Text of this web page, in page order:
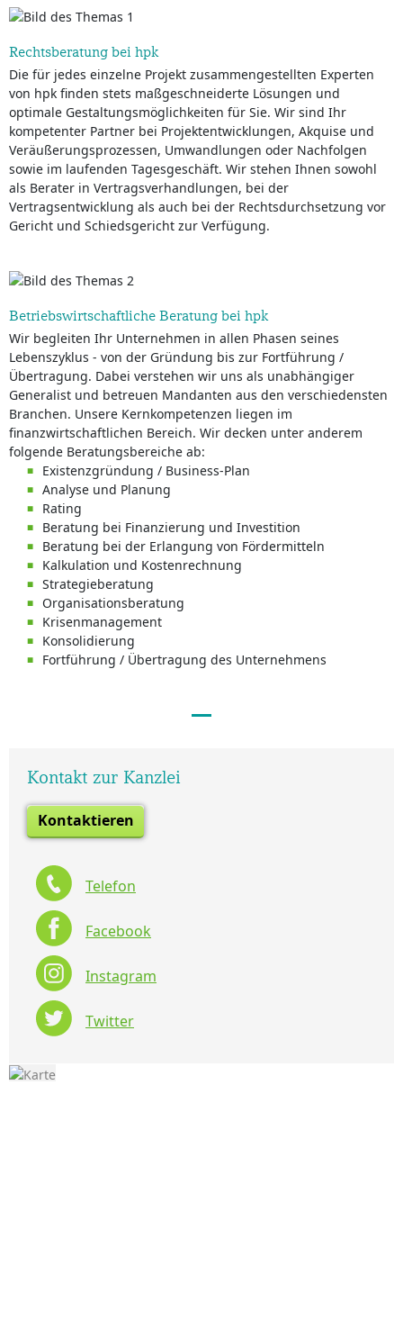
Rechtsberatung bei hpk
Die für jedes einzelne Projekt zusammengestellten Experten
von hpk finden stets maßgeschneiderte Lösungen und
optimale Gestaltungsmöglichkeiten für Sie. Wir sind Ihr
kompetenter Partner bei Projektentwicklungen, Akquise und
Veräußerungsprozessen, Umwandlungen oder Nachfolgen
sowie im laufenden Tagesgeschäft. Wir stehen Ihnen sowohl
als Berater in Vertragsverhandlungen, bei der
Vertragsentwicklung als auch bei der Rechtsdurchsetzung vor
Gericht und Schiedsgericht zur Verfügung.
Betriebswirtschaftliche Beratung bei hpk
Wir begleiten Ihr Unternehmen in allen Phasen seines
Lebenszyklus - von der Gründung bis zur Fortführung /
Übertragung. Dabei verstehen wir uns als unabhängiger
Generalist und betreuen Mandanten aus den verschiedensten
Branchen. Unsere Kernkompetenzen liegen im
finanzwirtschaftlichen Bereich. Wir decken unter anderem
folgende Beratungsbereiche ab:
Existenzgründung / Business-Plan
Analyse und Planung
Rating
Beratung bei Finanzierung und Investition
Beratung bei der Erlangung von Fördermitteln
Kalkulation und Kostenrechnung
Strategieberatung
Organisationsberatung
Krisenmanagement
Konsolidierung
Fortführung / Übertragung des Unternehmens
Kontakt zur Kanzlei
Kontaktieren
Telefon
Facebook
Instagram
Twitter